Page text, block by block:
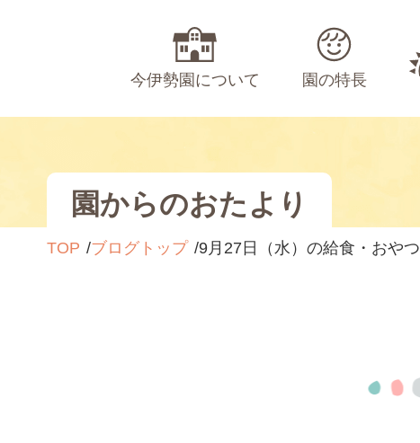
今伊勢園について 園の特長
園からのおたより
TOP ブログトップ 9月27日（水）の給食・おやつ